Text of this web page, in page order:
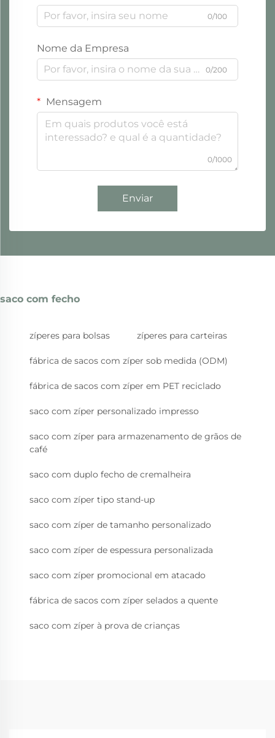
0/100
Nome da Empresa
0/200
Mensagem
0/1000
Enviar
saco com fecho
zíperes para bolsas zíperes para carteiras
fábrica de sacos com zíper sob medida (ODM)
fábrica de sacos com zíper em PET reciclado
saco com zíper personalizado impresso
saco com zíper para armazenamento de grãos de
café
saco com duplo fecho de cremalheira
saco com zíper tipo stand-up
saco com zíper de tamanho personalizado
saco com zíper de espessura personalizada
saco com zíper promocional em atacado
fábrica de sacos com zíper selados a quente
saco com zíper à prova de crianças